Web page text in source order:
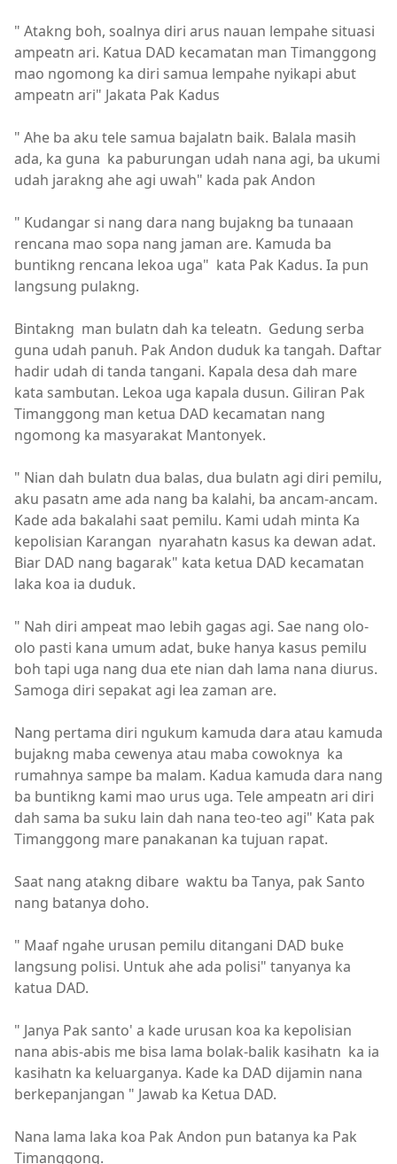
" Atakng boh, soalnya diri arus nauan lempahe situasi
ampeatn ari. Katua DAD kecamatan man Timanggong
mao ngomong ka diri samua lempahe nyikapi abut
ampeatn ari" Jakata Pak Kadus
" Ahe ba aku tele samua bajalatn baik. Balala masih
ada, ka guna ka paburungan udah nana agi, ba ukumi
udah jarakng ahe agi uwah" kada pak Andon
" Kudangar si nang dara nang bujakng ba tunaaan
rencana mao sopa nang jaman are. Kamuda ba
buntikng rencana lekoa uga" kata Pak Kadus. Ia pun
langsung pulakng.
Bintakng man bulatn dah ka teleatn. Gedung serba
guna udah panuh. Pak Andon duduk ka tangah. Daftar
hadir udah di tanda tangani. Kapala desa dah mare
kata sambutan. Lekoa uga kapala dusun. Giliran Pak
Timanggong man ketua DAD kecamatan nang
ngomong ka masyarakat Mantonyek.
" Nian dah bulatn dua balas, dua bulatn agi diri pemilu,
aku pasatn ame ada nang ba kalahi, ba ancam-ancam.
Kade ada bakalahi saat pemilu. Kami udah minta Ka
kepolisian Karangan nyarahatn kasus ka dewan adat.
Biar DAD nang bagarak" kata ketua DAD kecamatan
laka koa ia duduk.
" Nah diri ampeat mao lebih gagas agi. Sae nang olo-
olo pasti kana umum adat, buke hanya kasus pemilu
boh tapi uga nang dua ete nian dah lama nana diurus.
Samoga diri sepakat agi lea zaman are.
Nang pertama diri ngukum kamuda dara atau kamuda
bujakng maba cewenya atau maba cowoknya ka
rumahnya sampe ba malam. Kadua kamuda dara nang
ba buntikng kami mao urus uga. Tele ampeatn ari diri
dah sama ba suku lain dah nana teo-teo agi" Kata pak
Timanggong mare panakanan ka tujuan rapat.
Saat nang atakng dibare waktu ba Tanya, pak Santo
nang batanya doho.
" Maaf ngahe urusan pemilu ditangani DAD buke
langsung polisi. Untuk ahe ada polisi" tanyanya ka
katua DAD.
" Janya Pak santo' a kade urusan koa ka kepolisian
nana abis-abis me bisa lama bolak-balik kasihatn ka ia
kasihatn ka keluarganya. Kade ka DAD dijamin nana
berkepanjangan " Jawab ka Ketua DAD.
Nana lama laka koa Pak Andon pun batanya ka Pak
Timanggong.